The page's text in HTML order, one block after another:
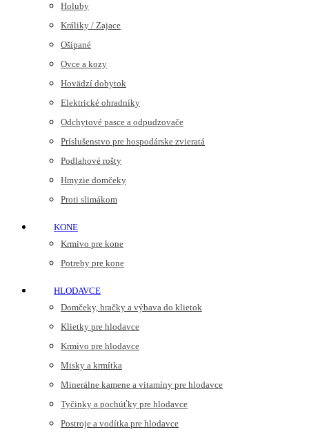
Holuby
Králiky / Zajace
Ošípané
Ovce a kozy
Hovädzí dobytok
Elektrické ohradníky
Odchytové pasce a odpudzovače
Príslušenstvo pre hospodárske zvieratá
Podlahové rošty
Hmyzie domčeky
Proti slimákom
KONE
Krmivo pre kone
Potreby pre kone
HLODAVCE
Domčeky, hračky a výbava do klietok
Klietky pre hlodavce
Krmivo pre hlodavce
Misky a krmítka
Minerálne kamene a vitamíny pre hlodavce
Tyčinky a pochúťky pre hlodavce
Postroje a vodítka pre hlodavce